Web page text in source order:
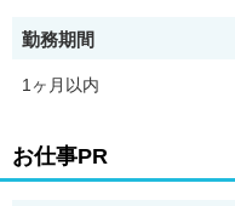
勤務期間
1ヶ月以内
お仕事PR